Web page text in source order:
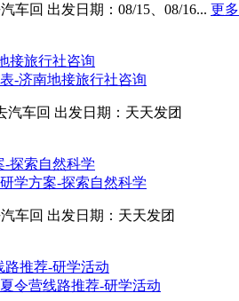
车回 出发日期：08/15、08/16... 更多
-济南地接旅行社咨询
汽车回 出发日期：天天发团
学方案-探索自然科学
车回 出发日期：天天发团
令营线路推荐-研学活动